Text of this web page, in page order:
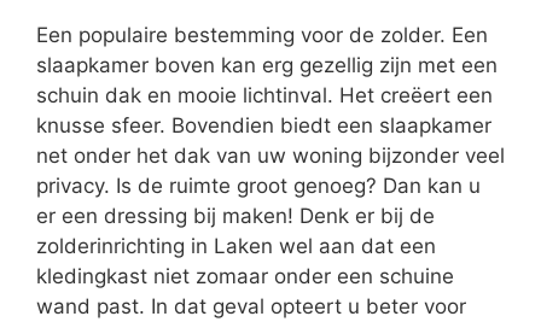
Een populaire bestemming voor de zolder. Een
slaapkamer boven kan erg gezellig zijn met een
schuin dak en mooie lichtinval. Het creëert een
knusse sfeer. Bovendien biedt een slaapkamer
net onder het dak van uw woning bijzonder veel
privacy. Is de ruimte groot genoeg? Dan kan u
er een dressing bij maken! Denk er bij de
zolderinrichting in Laken wel aan dat een
kledingkast niet zomaar onder een schuine
wand past. In dat geval opteert u beter voor